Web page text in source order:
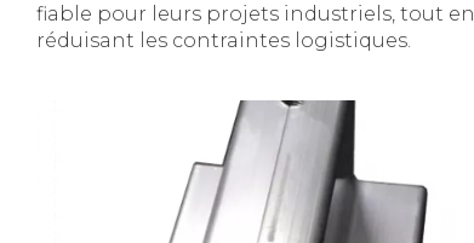
fiable pour leurs projets industriels, tout en
réduisant les contraintes logistiques.